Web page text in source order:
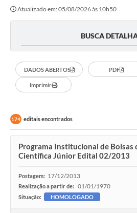
Atualizado em: 05/08/2026 às 10h50
BUSCA
DADOS ABERTOS PDF
Imprimir
174 editais encontrados
Programa Institucional de Bolsas
Científica Júnior Edital 02/2013
Postagem: 17/12/2013
Realização a partir de: 01/01/1970
Situação: HOMOLOGADO